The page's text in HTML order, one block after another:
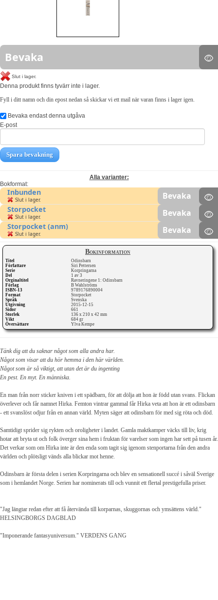
Bokinformation
Titel
Odinsbarn
Författare
Siri Pettersen
Serie
Korpringarna
Del
1 av 3
Orginaltitel
Ravneringene 1: Odinsbarn
Förlag
B Wahlströms
ISBN-13
9789176890004
Format
Storpocket
Språk
Svenska
Utgivning
2015-12-15
Sidor
661
Storlek
136 x 210 x 42 mm
Vikt
684 gr
Översättare
Ylva Kempe
Bevaka
Slut i lager.
Denna produkt finns tyvärr inte i lager.
Fyll i ditt namn och din epost nedan så skickar vi ett mail när varan finns i lager igen.
Bevaka endast denna utgåva
E-post
Spara bevakning
Alla varianter:
Bokformat:
Inbunden
Slut i lager. Bevaka
Storpocket
Slut i lager. Bevaka
Storpocket (anm)
Slut i lager. Bevaka
Tänk dig att du saknar något som alla andra har.
Något som visar att du hör hemma i den här världen.
Något som är så viktigt, att utan det är du ingenting
En pest. En myt. En människa.
En man från norr sticker kniven i ett spädbarn, för att dölja att hon är född utan svans. Flickan
överlever och får namnet Hirka. Femton vintrar gammal får Hirka veta att hon är ett odinsbarn
- ett svanslöst odjur från en annan värld. Myten säger att odinsbarn för med sig röta och död.
Samtidigt sprider sig rykten och oroligheter i landet. Gamla maktkamper väcks till liv, krig
hotar att bryta ut och folk överger sina hem i fruktan för varelser som ingen har sett på tusen år.
Det verkar som om Hirka inte är den enda som tagit sig igenom stenportarna från den andra
världen och plötsligt vänds alla blickar mot henne.
Odinsbarn är första delen i serien Korpringarna och blev en sensationell succé i såväl Sverige
som i hemlandet Norge. Serien har nominerats till och vunnit ett flertal prestigefulla priser.
"Jag längtar redan efter att få återvända till korparnas, skuggornas och ymsättens värld."
HELSINGBORGS DAGBLAD
"Imponerande fantasyuniversum." VERDENS GANG